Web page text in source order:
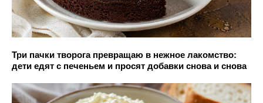
Три пачки творога превращаю в нежное лакомство:
дети едят с печеньем и просят добавки снова и снова